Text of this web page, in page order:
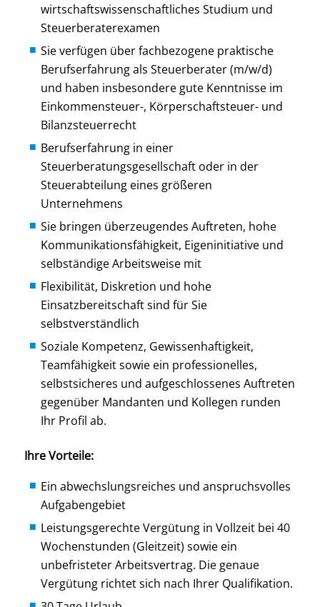
wirtschaftswissenschaftliches Studium und
Steuerberaterexamen
Sie verfügen über fachbezogene praktische
Berufserfahrung als Steuerberater (m/w/d)
und haben insbesondere gute Kenntnisse im
Einkommensteuer-, Körperschaftsteuer- und
Bilanzsteuerrecht
Berufserfahrung in einer
Steuerberatungsgesellschaft oder in der
Steuerabteilung eines größeren
Unternehmens
Sie bringen überzeugendes Auftreten, hohe
Kommunikationsfähigkeit, Eigeninitiative und
selbständige Arbeitsweise mit
Flexibilität, Diskretion und hohe
Einsatzbereitschaft sind für Sie
selbstverständlich
Soziale Kompetenz, Gewissenhaftigkeit,
Teamfähigkeit sowie ein professionelles,
selbstsicheres und aufgeschlossenes Auftreten
gegenüber Mandanten und Kollegen runden
Ihr Profil ab.
Ihre Vorteile:
Ein abwechslungsreiches und anspruchsvolles
Aufgabengebiet
Leistungsgerechte Vergütung in Vollzeit bei 40
Wochenstunden (Gleitzeit) sowie ein
unbefristeter Arbeitsvertrag. Die genaue
Vergütung richtet sich nach Ihrer Qualifikation.